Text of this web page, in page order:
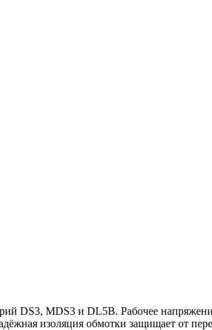
DS3, MDS3 и DL5B. Рабочее
изоляция обмотки защищает от